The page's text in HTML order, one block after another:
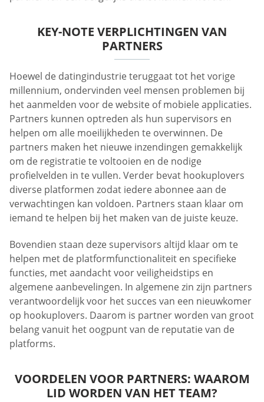
KEY-NOTE VERPLICHTINGEN VAN
PARTNERS
Hoewel de datingindustrie teruggaat tot het vorige
millennium, ondervinden veel mensen problemen bij
het aanmelden voor de website of mobiele applicaties.
Partners kunnen optreden als hun supervisors en
helpen om alle moeilijkheden te overwinnen. De
partners maken het nieuwe inzendingen gemakkelijk
om de registratie te voltooien en de nodige
profielvelden in te vullen. Verder bevat hookuplovers
diverse platformen zodat iedere abonnee aan de
verwachtingen kan voldoen. Partners staan klaar om
iemand te helpen bij het maken van de juiste keuze.
Bovendien staan deze supervisors altijd klaar om te
helpen met de platformfunctionaliteit en specifieke
functies, met aandacht voor veiligheidstips en
algemene aanbevelingen. In algemene zin zijn partners
verantwoordelijk voor het succes van een nieuwkomer
op hookuplovers. Daarom is partner worden van groot
belang vanuit het oogpunt van de reputatie van de
platforms.
VOORDELEN VOOR PARTNERS: WAAROM
LID WORDEN VAN HET TEAM?